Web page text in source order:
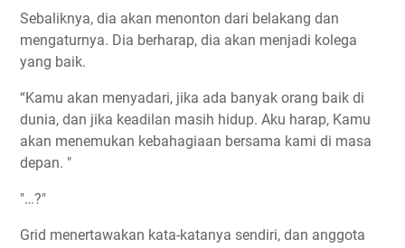
Sebaliknya, dia akan menonton dari belakang dan
mengaturnya. Dia berharap, dia akan menjadi kolega
yang baik.
“Kamu akan menyadari, jika ada banyak orang baik di
dunia, dan jika keadilan masih hidup. Aku harap, Kamu
akan menemukan kebahagiaan bersama kami di masa
depan. "
"…?"
Grid menertawakan kata-katanya sendiri, dan anggota